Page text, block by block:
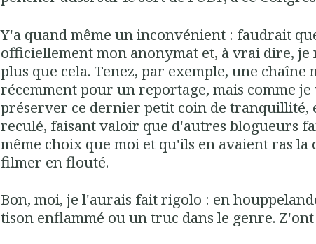
Y'a quand même un inconvénient : faudrait
officiellement mon anonymat et, à vrai dire, je
plus que cela. Tenez, par exemple, une chaîne
récemment pour un reportage, mais comme je
préserver ce dernier petit coin de tranquillité,
reculé, faisant valoir que d'autres blogueurs
même choix que moi et qu'ils en avaient ras la
filmer en flouté.
Bon, moi, je l'aurais fait rigolo : en
tison enflammé ou un truc dans le genre. Z'ont